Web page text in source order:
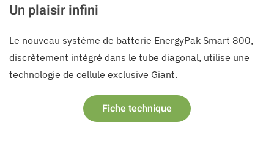
Un plaisir infini
Le nouveau système de batterie EnergyPak Smart 800,
discrètement intégré dans le tube diagonal, utilise une
technologie de cellule exclusive Giant.
Fiche technique